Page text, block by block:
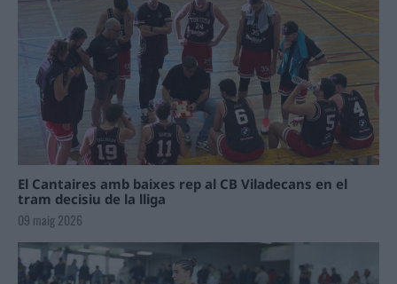
El Cantaires amb baixes rep al CB Viladecans en el
tram decisiu de la lliga
09 maig 2026